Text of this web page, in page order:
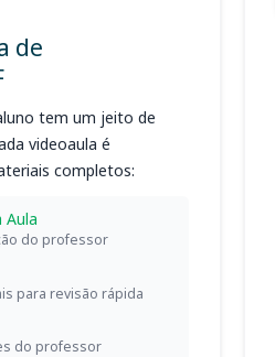
de
tem um jeito de
videoaula é
completos:
Aula
do professor
para revisão rápida
do professor